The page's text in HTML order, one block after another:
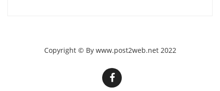
Copyright © By www.post2web.net 2022